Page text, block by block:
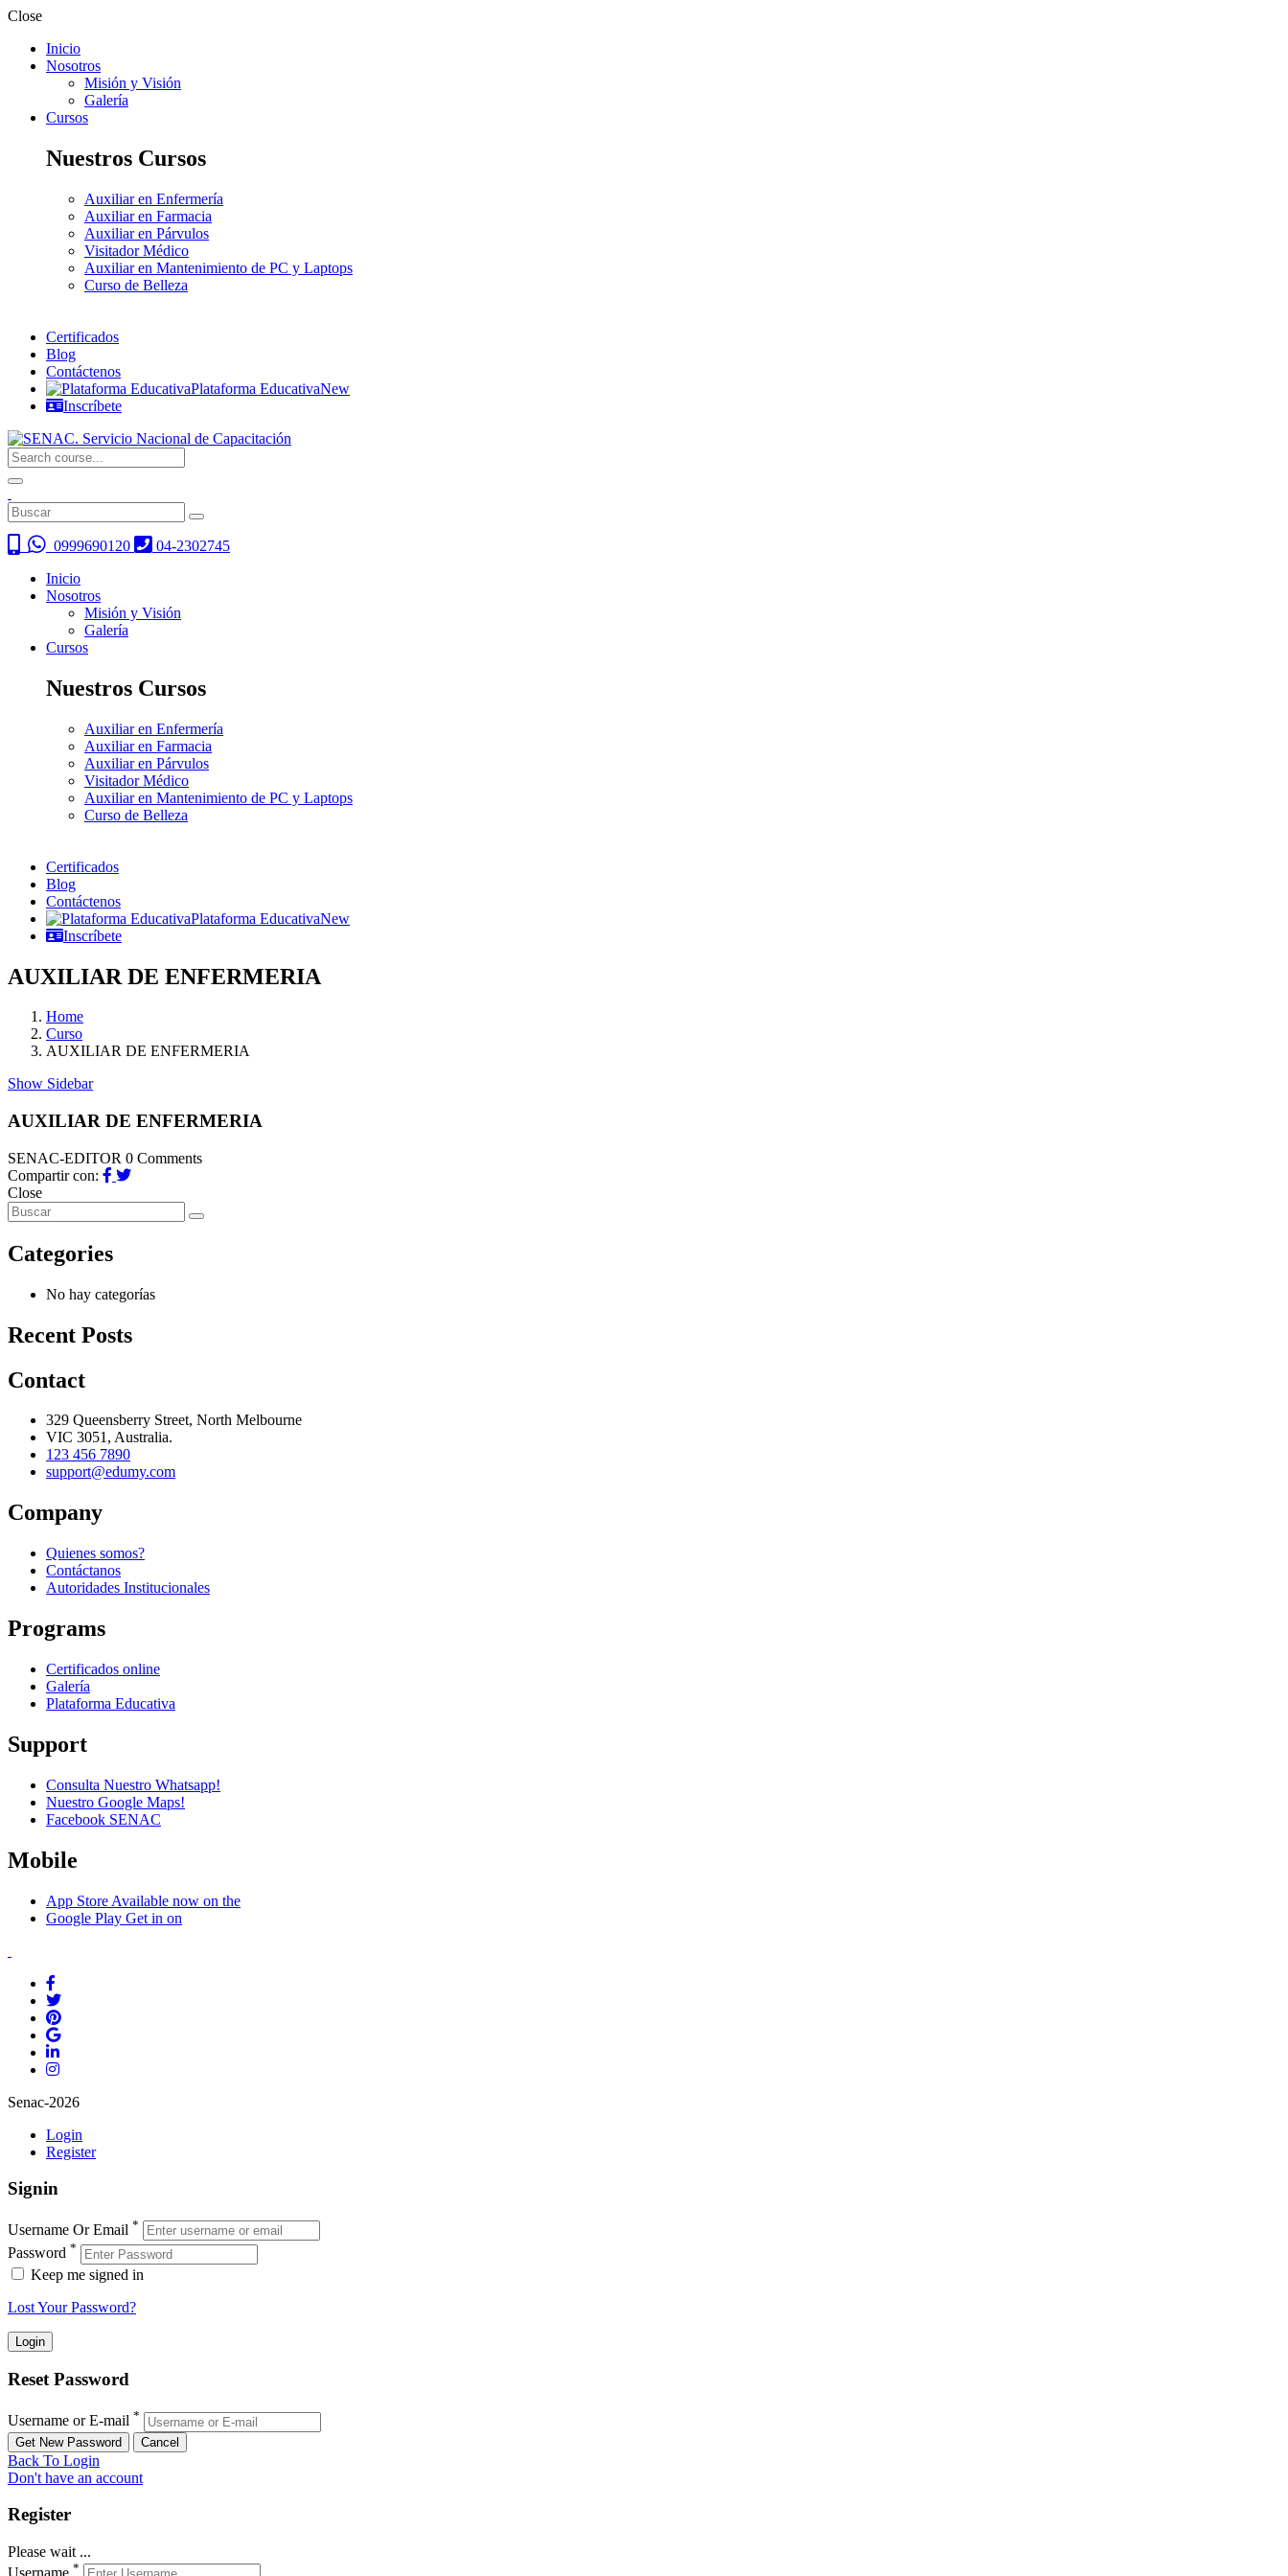
Close
Inicio
Nosotros
Misión y Visión
Galería
Cursos
Nuestros Cursos
Auxiliar en Enfermería
Auxiliar en Farmacia
Auxiliar en Párvulos
Visitador Médico
Auxiliar en Mantenimiento de PC y Laptops
Curso de Belleza
Certificados
Blog
Contáctenos
Plataforma EducativaNew
Inscríbete
0999690120
04-2302745
Inicio
Nosotros
Misión y Visión
Galería
Cursos
Nuestros Cursos
Auxiliar en Enfermería
Auxiliar en Farmacia
Auxiliar en Párvulos
Visitador Médico
Auxiliar en Mantenimiento de PC y Laptops
Curso de Belleza
Certificados
Blog
Contáctenos
Plataforma EducativaNew
Inscríbete
AUXILIAR DE ENFERMERIA
Home
Curso
AUXILIAR DE ENFERMERIA
Show Sidebar
AUXILIAR DE ENFERMERIA
SENAC-EDITOR 0 Comments
Compartir con:
Close
Categories
No hay categorías
Recent Posts
Contact
329 Queensberry Street, North Melbourne
VIC 3051, Australia.
123 456 7890
support@edumy.com
Company
Quienes somos?
Contáctanos
Autoridades Institucionales
Programs
Certificados online
Galería
Plataforma Educativa
Support
Consulta Nuestro Whatsapp!
Nuestro Google Maps!
Facebook SENAC
Mobile
App Store Available now on the
Google Play Get in on
Senac-2026
Login
Register
Signin
Username Or Email *
Password *
Keep me signed in
Lost Your Password?
Reset Password
Username or E-mail *
Back To Login
Don't have an account
Register
Please wait ...
*